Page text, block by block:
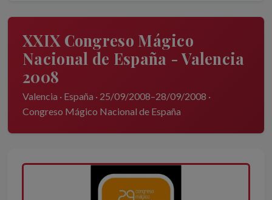
XXIX Congreso Mágico
Nacional de España - Valencia
2008
Valencia · España · 25/09/2008–28/09/2008 ·
Congreso Mágico Nacional de España